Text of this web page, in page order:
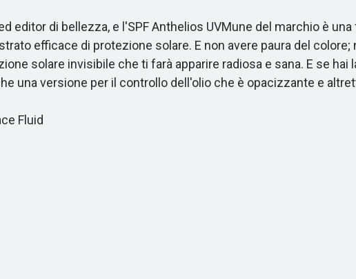
editor di bellezza, e l'SPF Anthelios UVMune del marchio è
efficace di protezione solare. E non avere paura del
solare invisibile che ti farà apparire radiosa e sana. E se
una versione per il controllo dell'olio che è opacizzante e
Fluid